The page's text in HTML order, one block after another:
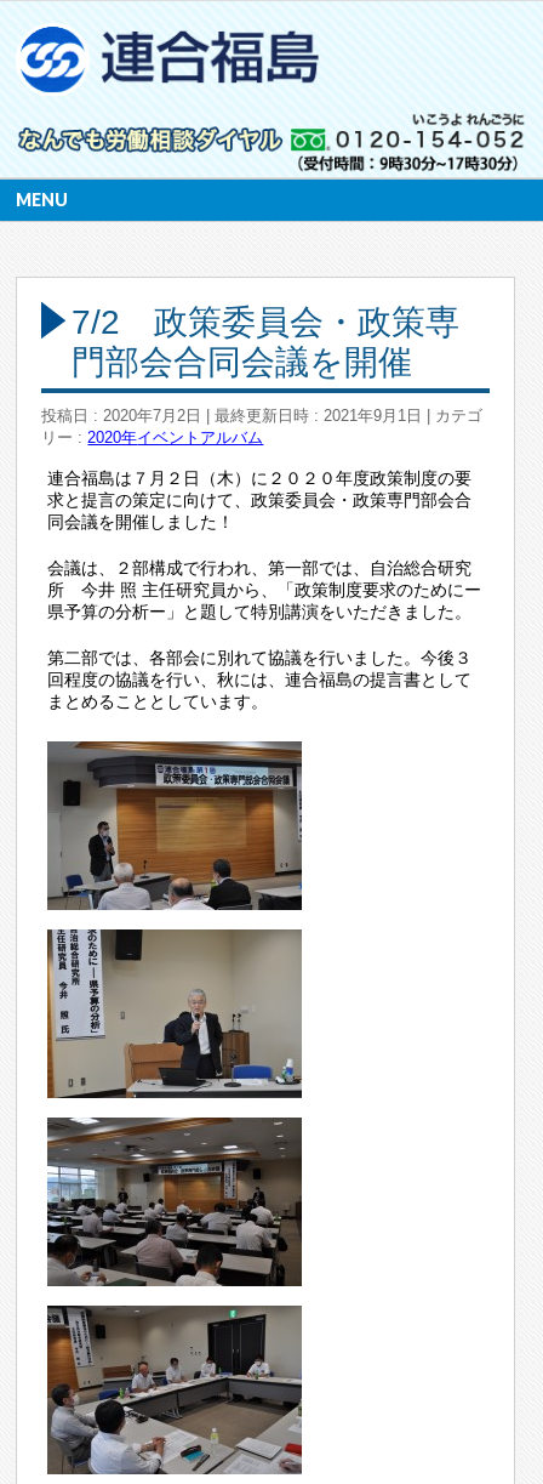
MENU
7/2 政策委員会・政策専
門部会合同会議を開催
投稿日 : 2020年7月2日 最終更新日時 : 2021年9月1日
カテゴ
リー :2020年イベントアルバム
連合福島は７月２日（木）に２０２０年度政策制度の要
求と提言の策定に向けて、政策委員会・政策専門部会合
同会議を開催しました！
会議は、２部構成で行われ、第一部では、自治総合研究
所 今井 照 主任研究員から、「政策制度要求のためにー
県予算の分析ー」と題して特別講演をいただきました。
第二部では、各部会に別れて協議を行いました。今後３
回程度の協議を行い、秋には、連合福島の提言書として
まとめることとしています。